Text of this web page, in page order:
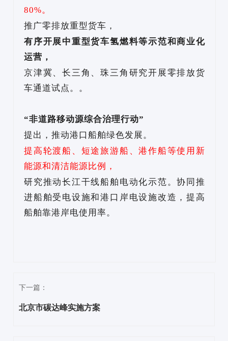
80%。
推广零排放重型货车，
有序开展中重型货车氢燃料等示范和商业化
运营，
京津冀、长三角、珠三角研究开展零排放货
车通道试点。。
“非道路移动源综合治理行动”
提出，推动港口船舶绿色发展。
提高轮渡船、短途旅游船、港作船等使用新
能源和清洁能源比例，
研究推动长江干线船舶电动化示范。协同推
进船舶受电设施和港口岸电设施改造，提高
船舶靠港岸电使用率。
下一篇：
北京市碳达峰实施方案